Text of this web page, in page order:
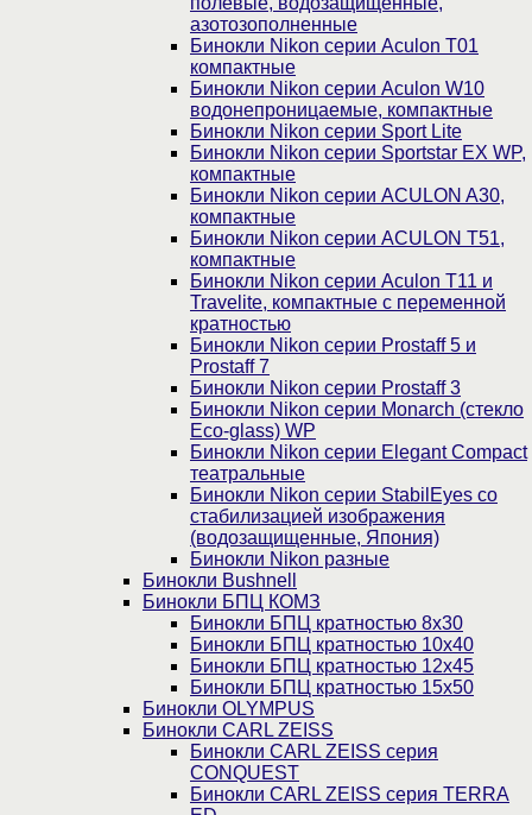
азотозополненные
Бинокли Nikon серии Aculon T01
компактные
Бинокли Nikon серии Aculon W10
водонепроницаемые, компактные
Бинокли Nikon серии Sport Lite
Бинокли Nikon серии Sportstar EX WP,
компактные
Бинокли Nikon серии ACULON A30,
компактные
Бинокли Nikon серии ACULON Т51,
компактные
Бинокли Nikon серии Aculon T11 и
Travelite, компактные с переменной
кратностью
Бинокли Nikon серии Prostaff 5 и
Prostaff 7
Бинокли Nikon серии Prostaff 3
Бинокли Nikon серии Monarch (стекло
Eco-glass) WP
Бинокли Nikon серии Elegant Compact
театральные
Бинокли Nikon серии StabilEyes со
стабилизацией изображения
(водозащищенные, Япония)
Бинокли Nikon разные
Бинокли Bushnell
Бинокли БПЦ КОМЗ
Бинокли БПЦ кратностью 8х30
Бинокли БПЦ кратностью 10х40
Бинокли БПЦ кратностью 12х45
Бинокли БПЦ кратностью 15х50
Бинокли OLYMPUS
Бинокли CARL ZEISS
Бинокли CARL ZEISS серия
CONQUEST
Бинокли CARL ZEISS серия TERRA